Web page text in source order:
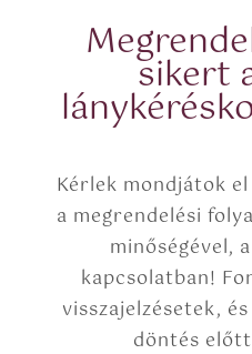
sikert
Kérlek mondjátok
a megrendelési
minőségével,
kapcsolatban!
visszajelzésetek,
döntés